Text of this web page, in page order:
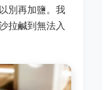
別再加鹽。我
拉鹹到無法入